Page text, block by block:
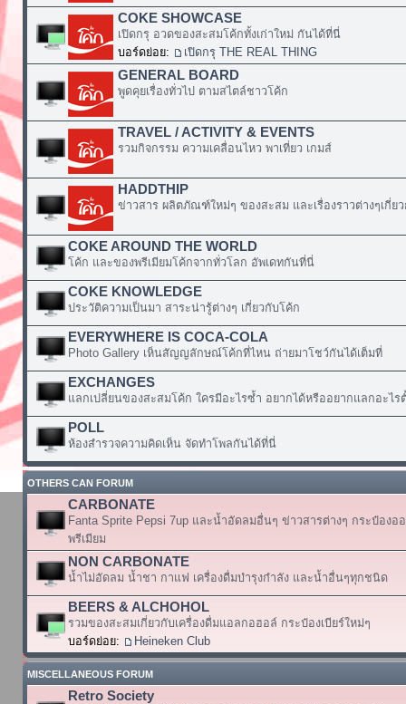
COKE SHOWCASE
เปิดกรุ อวดของสะสมโค้กทั้งเก่าใหม่ กันได้ที่นี่
บอร์ดย่อย:
เปิดกรุ THE REAL THING
GENERAL BOARD
พูดคุยเรื่องทั่วไป ตามสไตล์ชาวโค้ก
TRAVEL / ACTIVITY & EVENTS
รวมกิจกรรม ความเคลื่อนไหว พาเที่ยว เกมส์
HADDTHIP
ข่าวสาร ผลิตภัณฑ์ใหม่ๆ ของสะสม และเรื่องราวต่างๆเกี่ย
COKE AROUND THE WORLD
โค้ก และของพรีเมียมโค้กจากทั่วโลก อัพเดทกันที่นี่
COKE KNOWLEDGE
ประวัติความเป็นมา สาระน่ารู้ต่างๆ เกี่ยวกับโค้ก
EVERYWHERE IS COCA-COLA
Photo Gallery เห็นสัญญลักษณ์โค้กที่ไหน ถ่ายมาโชว์กันได้เต็มที่
EXCHANGES
แลกเปลี่ยนของสะสมโค้ก ใครมีอะไรซ้ำ อยากได้หรืออยากแลกอะไร
POLL
ห้องสำรวจความคิดเห็น จัดทำโพลกันได้ที่นี่
OTHERS CAN FORUM
CARBONATE
Fanta Sprite Pepsi 7up และน้ำอัดลมอื่นๆ ข่าวสารต่างๆ กระป๋องอ
พรีเมียม
NON CARBONATE
น้ำไม่อัดลม น้ำชา กาแฟ เครื่องดื่มบำรุงกำลัง และน้ำอื่นๆทุกชนิด
BEERS & ALCHOHOL
รวมของสะสมเกี่ยวกับเครื่องดื่มแอลกอฮอล์ กระป๋องเบียร์ใหม่ๆ
บอร์ดย่อย:
Heineken Club
MISCELLANEOUS FORUM
Retro Society